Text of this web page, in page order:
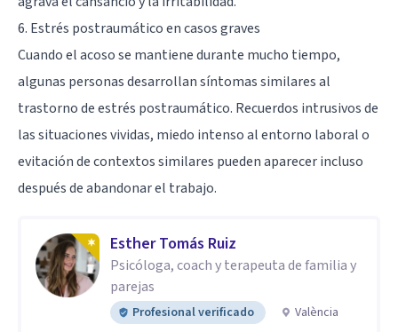
6. Estrés postraumático en casos graves
Cuando el acoso se mantiene durante mucho tiempo,
algunas personas desarrollan síntomas similares al
trastorno de estrés postraumático. Recuerdos intrusivos de
las situaciones vividas, miedo intenso al entorno laboral o
evitación de contextos similares pueden aparecer incluso
después de abandonar el trabajo.
Esther Tomás Ruiz
Psicóloga, coach y terapeuta de familia y
parejas
Profesional verificado
València